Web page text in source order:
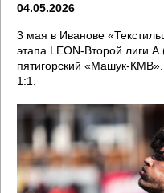
04.05.2026
3 мая в Иванове
этапа LEON-Второй лиги
пятигорский «Машук-
1:1.